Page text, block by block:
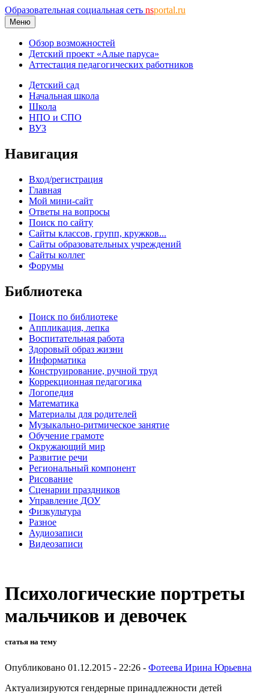
Образовательная социальная сеть nsportal.ru
Меню
Обзор возможностей
Детский проект «Алые паруса»
Аттестация педагогических работников
Детский сад
Начальная школа
Школа
НПО и СПО
ВУЗ
Навигация
Вход/регистрация
Главная
Мой мини-сайт
Ответы на вопросы
Поиск по сайту
Сайты классов, групп, кружков...
Сайты образовательных учреждений
Сайты коллег
Форумы
Библиотека
Поиск по библиотеке
Аппликация, лепка
Воспитательная работа
Здоровый образ жизни
Информатика
Конструирование, ручной труд
Коррекционная педагогика
Логопедия
Математика
Материалы для родителей
Музыкально-ритмическое занятие
Обучение грамоте
Окружающий мир
Развитие речи
Региональный компонент
Рисование
Сценарии праздников
Управление ДОУ
Физкультура
Разное
Аудиозаписи
Видеозаписи
Психологические портреты
мальчиков и девочек
статья на тему
Опубликовано 01.12.2015 - 22:26 - Фотеева Ирина Юрьевна
Актуализируются гендерные принадлежности детей